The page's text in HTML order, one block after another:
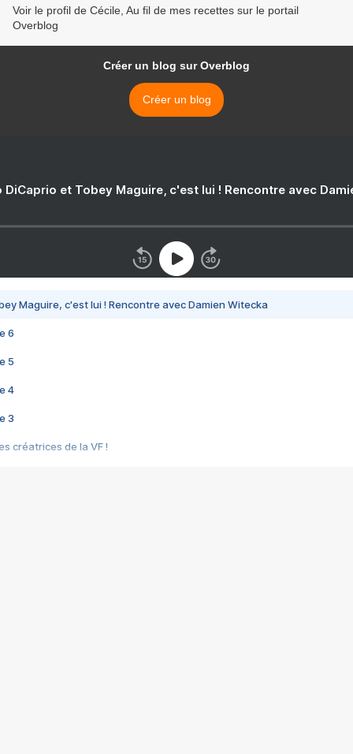
Voir le profil de Cécile, Au fil de mes recettes sur le portail
Overblog
Créer un blog sur Overblog
Créer un blog
DiCaprio et Tobey Maguire, c'est lui ! Rencontre avec
Maguire, c'est lui ! Rencontre avec Damien Witecka
6
5
4
3
créatrices de la VF !